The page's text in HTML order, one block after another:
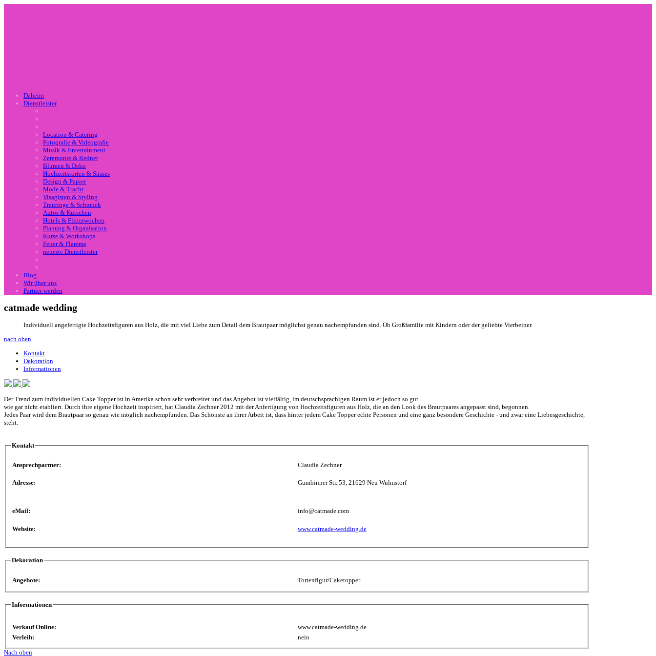
Daheim
Dienstleister
Location & Catering
Fotografie & Videografie
Musik & Entertainment
Zeremonie & Redner
Blumen & Deko
Hochzeitstorten & Süsses
Design & Papier
Mode & Tracht
Visagisten & Styling
Trauringe & Schmuck
Autos & Kutschen
Hotels & Flitterwochen
Planung & Organisation
Kurse & Workshops
Feuer & Flamme
neueste Dienstleister
Blog
Wir über uns
Partner werden
catmade wedding
Individuell angefertigte Hochzeitsfiguren aus Holz, die mit viel Liebe zum Detail dem Brautpaar möglichst genau nachempfunden sind. Ob Großfamilie mit Kindern oder der geliebte Vierbeiner.
nach oben
Kontakt
Dekoration
Informationen
Der Trend zum individuellen Cake Topper ist in Amerika schon sehr verbreitet und das Angebot ist vielfältig, im deutschsprachigen Raum ist er jedoch so gut
wie gar nicht etabliert. Durch ihre eigene Hochzeit inspiriert, hat Claudia Zechner 2012 mit der Anfertigung von Hochzeitsfiguren aus Holz, die an den Look des Brautpaares angepasst sind, begonnen.
Jedes Paar wird dem Brautpaar so genau wie möglich nachempfunden. Das Schönste an ihrer Arbeit ist, dass hinter jedem Cake Topper echte Personen und eine ganz besondere Geschichte - und zwar eine Liebesgeschichte,
steht.
Kontakt
Ansprechpartner: Claudia Zechner
Adresse: Gumbinner Str. 53, 21629 Neu Wulmstorf
eMail: info@catmade.com
Website: www.catmade-wedding.de
Dekoration
Angebote: Tortenfigur/Caketopper
Informationen
Verkauf Online:
www.catmade-wedding.de
Verleih:
nein
Nach oben